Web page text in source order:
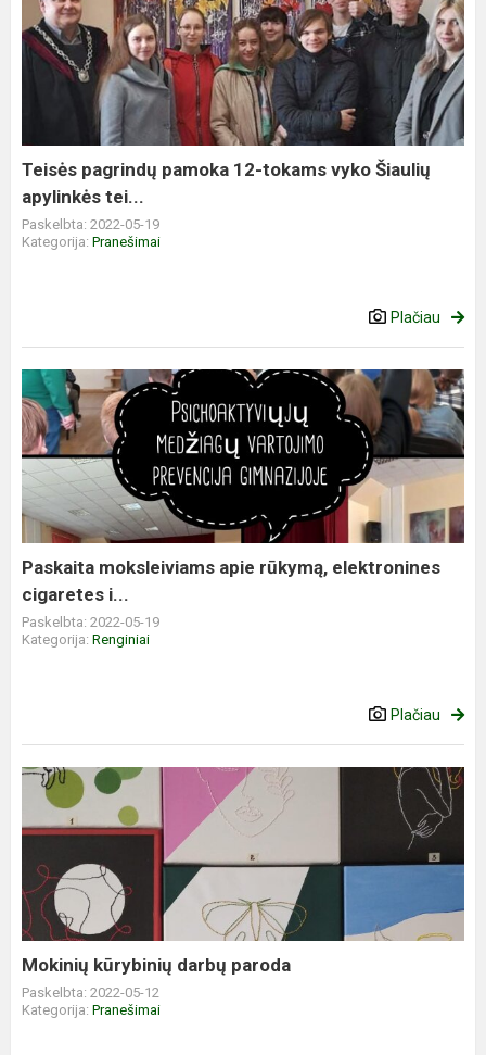
Teisės pagrindų pamoka 12-tokams vyko Šiaulių
apylinkės tei...
Paskelbta: 2022-05-19
Kategorija: Pranešimai
Plačiau
Paskaita moksleiviams apie rūkymą, elektronines
cigaretes i...
Paskelbta: 2022-05-19
Kategorija: Renginiai
Plačiau
Mokinių kūrybinių darbų paroda
Paskelbta: 2022-05-12
Kategorija: Pranešimai